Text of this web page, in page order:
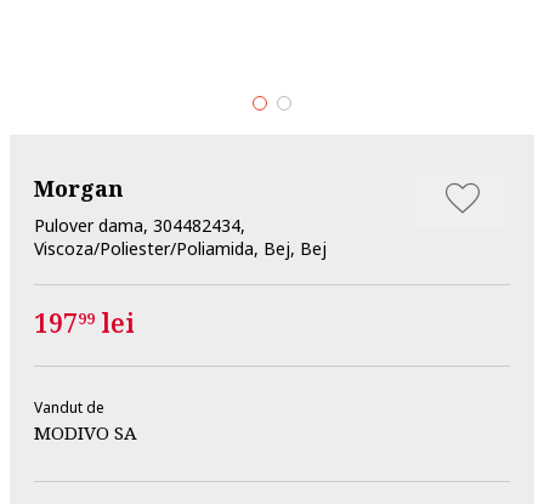
Morgan
Pulover dama, 304482434,
Viscoza/Poliester/Poliamida, Bej, Bej
19799 lei
Vandut de
MODIVO SA